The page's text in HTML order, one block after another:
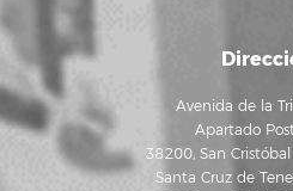
Avenida de la
Apartado
38200, San
Santa Cruz de